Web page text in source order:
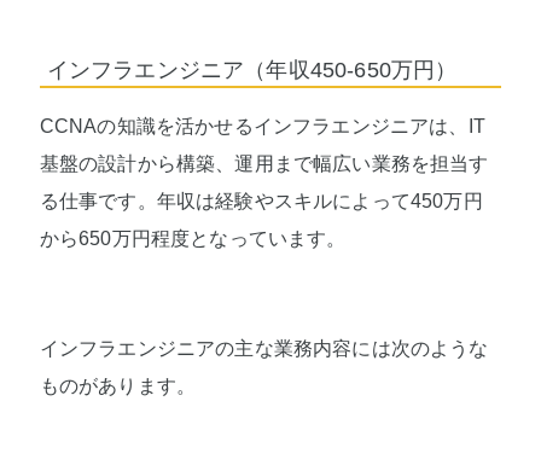
インフラエンジニア（年収450-650万円）
CCNAの知識を活かせるインフラエンジニアは、IT
基盤の設計から構築、運用まで幅広い業務を担当す
る仕事です。年収は経験やスキルによって450万円
から650万円程度となっています。
インフラエンジニアの主な業務内容には次のような
ものがあります。